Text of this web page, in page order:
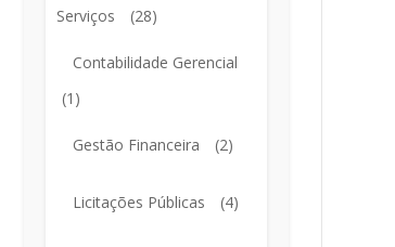
Serviços (28)
Contabilidade Gerencial
(1)
Gestão Financeira (2)
Licitações Públicas (4)